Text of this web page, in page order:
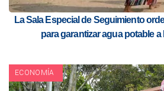
La Sala Especial de Seguimiento
para garantizar agua potable a
ECONOMÍA